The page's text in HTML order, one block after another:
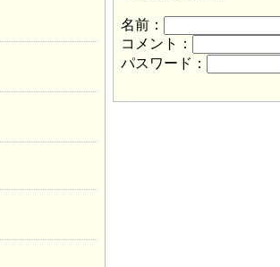
名前：
コメント：
パスワード：